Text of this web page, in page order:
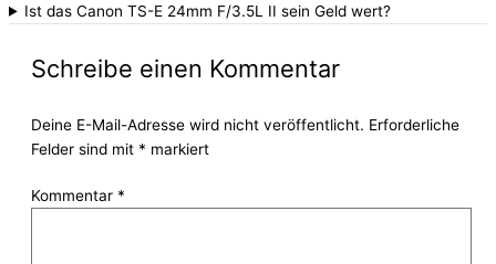
Ist das Canon TS-E 24mm F/3.5L II sein Geld wert?
Schreibe einen Kommentar
Deine E-Mail-Adresse wird nicht veröffentlicht. Erforderliche
Felder sind mit * markiert
Kommentar *